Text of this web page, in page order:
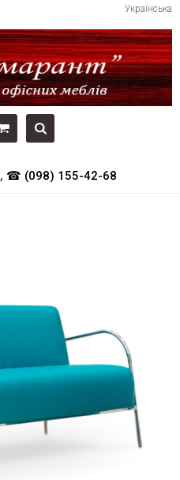
Українська
, ☎ (098) 155-42-68